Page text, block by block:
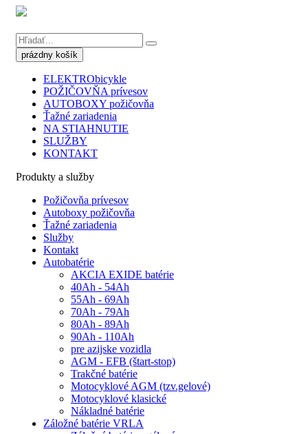
ELEKTRObicykle
POŽIČOVŇA prívesov
AUTOBOXY požičovňa
Ťažné zariadenia
NA STIAHNUTIE
SLUŽBY
KONTAKT
Produkty a služby
Požičovňa prívesov
Autoboxy požičovňa
Ťažné zariadenia
Služby
Kontakt
Autobatérie
AKCIA EXIDE batérie
40Ah - 54Ah
55Ah - 69Ah
70Ah - 79Ah
80Ah - 89Ah
90Ah - 110Ah
pre azijske vozidla
AGM - EFB (štart-stop)
Trakčné batérie
Motocyklové AGM (tzv.gelové)
Motocyklové klasické
Nákladné batérie
Záložné batérie VRLA